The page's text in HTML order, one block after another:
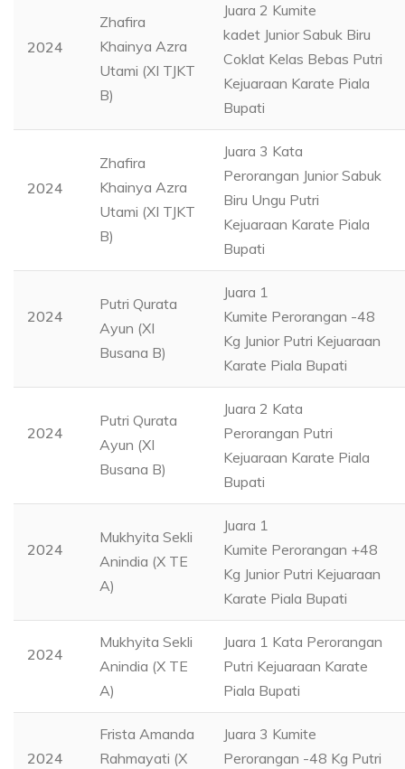
2024
Zhafira
Khainya Azra
Utami (XI TJKT
B)
Juara 2 Kumite
kadet Junior Sabuk Biru
Coklat Kelas Bebas Putri
Kejuaraan Karate Piala
Bupati
2024
Zhafira
Khainya Azra
Utami (XI TJKT
B)
Juara 3 Kata
Perorangan Junior Sabuk
Biru Ungu Putri
Kejuaraan Karate Piala
Bupati
2024
Putri Qurata
Ayun (XI
Busana B)
Juara 1
Kumite Perorangan -48
Kg Junior Putri Kejuaraan
Karate Piala Bupati
2024
Putri Qurata
Ayun (XI
Busana B)
Juara 2 Kata
Perorangan Putri
Kejuaraan Karate Piala
Bupati
2024
Mukhyita Sekli
Anindia (X TE
A)
Juara 1
Kumite Perorangan +48
Kg Junior Putri Kejuaraan
Karate Piala Bupati
2024
Mukhyita Sekli
Anindia (X TE
A)
Juara 1 Kata Perorangan
Putri Kejuaraan Karate
Piala Bupati
2024
Frista Amanda
Rahmayati (X
Juara 3 Kumite
Perorangan -48 Kg Putri